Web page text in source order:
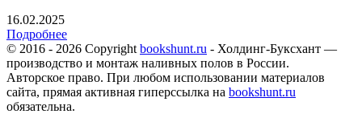
16.02.2025
Подробнее
© 2016 - 2026 Copyright bookshunt.ru - Холдинг-Буксхант —
производство и монтаж наливных полов в России.
Авторское право. При любом использовании материалов
сайта, прямая активная гиперссылка на bookshunt.ru
обязательна.